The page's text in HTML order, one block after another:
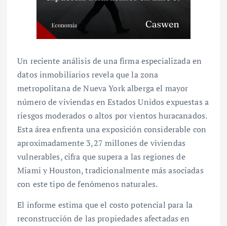
Un reciente análisis de una firma especializada en
datos inmobiliarios revela que la zona
metropolitana de Nueva York alberga el mayor
número de viviendas en Estados Unidos expuestas a
riesgos moderados o altos por vientos huracanados.
Esta área enfrenta una exposición considerable con
aproximadamente 3,27 millones de viviendas
vulnerables, cifra que supera a las regiones de
Miami y Houston, tradicionalmente más asociadas
con este tipo de fenómenos naturales.
El informe estima que el costo potencial para la
reconstrucción de las propiedades afectadas en